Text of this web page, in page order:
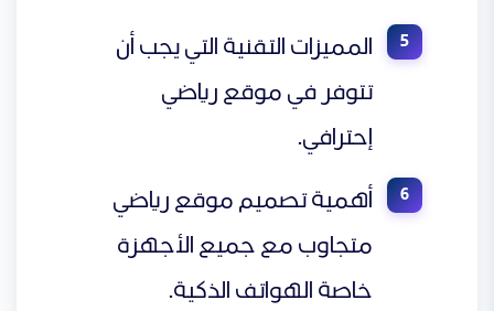
المميزات التقنية التي يجب أن
تتوفر في موقع رياضي
إحترافي.
أهمية تصميم موقع رياضي
متجاوب مع جميع الأجهزة
خاصة الهواتف الذكية.